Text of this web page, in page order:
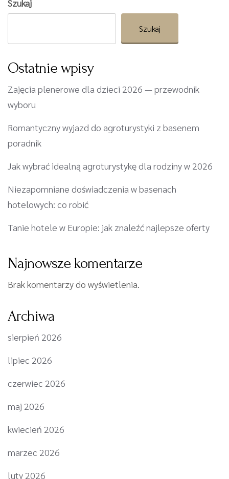
Szukaj
Szukaj
Ostatnie wpisy
Zajęcia plenerowe dla dzieci 2026 — przewodnik
wyboru
Romantyczny wyjazd do agroturystyki z basenem
poradnik
Jak wybrać idealną agroturystykę dla rodziny w 2026
Niezapomniane doświadczenia w basenach
hotelowych: co robić
Tanie hotele w Europie: jak znaleźć najlepsze oferty
Najnowsze komentarze
Brak komentarzy do wyświetlenia.
Archiwa
sierpień 2026
lipiec 2026
czerwiec 2026
maj 2026
kwiecień 2026
marzec 2026
luty 2026